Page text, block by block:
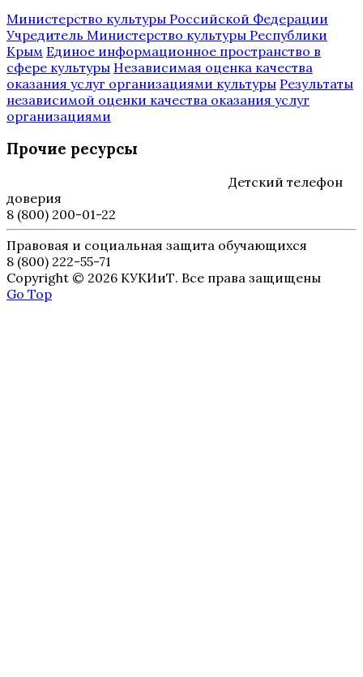
Министерство культуры Российской Федерации
Учредитель Министерство культуры Республики
Крым Единое информационное пространство в
сфере культуры Независимая оценка качества
оказания услуг организациями культуры Результаты
независимой оценки качества оказания услуг
организациями
Прочие ресурсы
Детский телефон
доверия
8 (800) 200-01-22
Правовая и социальная защита обучающихся
8 (800) 222-55-71
Copyright © 2026 КУКИиТ. Все права защищены
Go Top